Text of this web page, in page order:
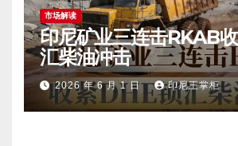
市场解读
印尼矿业三连击RKAB
汇柴油冲击
2026 年 6 月 1 日 印尼王掌柜